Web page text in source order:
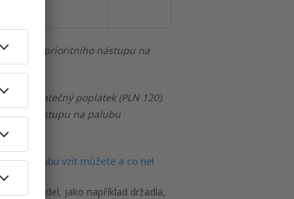
službu prioritního nástupu na
dodatečný poplatek (PLN 120).
nástupu na palubu
na palubu vzít můžete a co ne!
zavazadel, jako například držadla,